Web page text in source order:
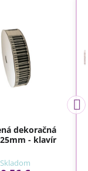
dekoračná
- klavír
Skladom